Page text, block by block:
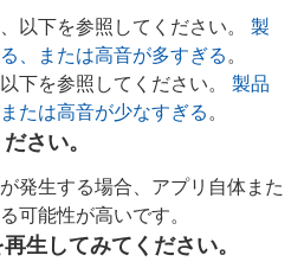
以下を参照してください。 製
、または高音が多すぎる 。
下を参照してください。 製品
たは高音が少なすぎる 。
さい。
発生する場合、アプリ自体また
可能性が高いです。
生してみてください。